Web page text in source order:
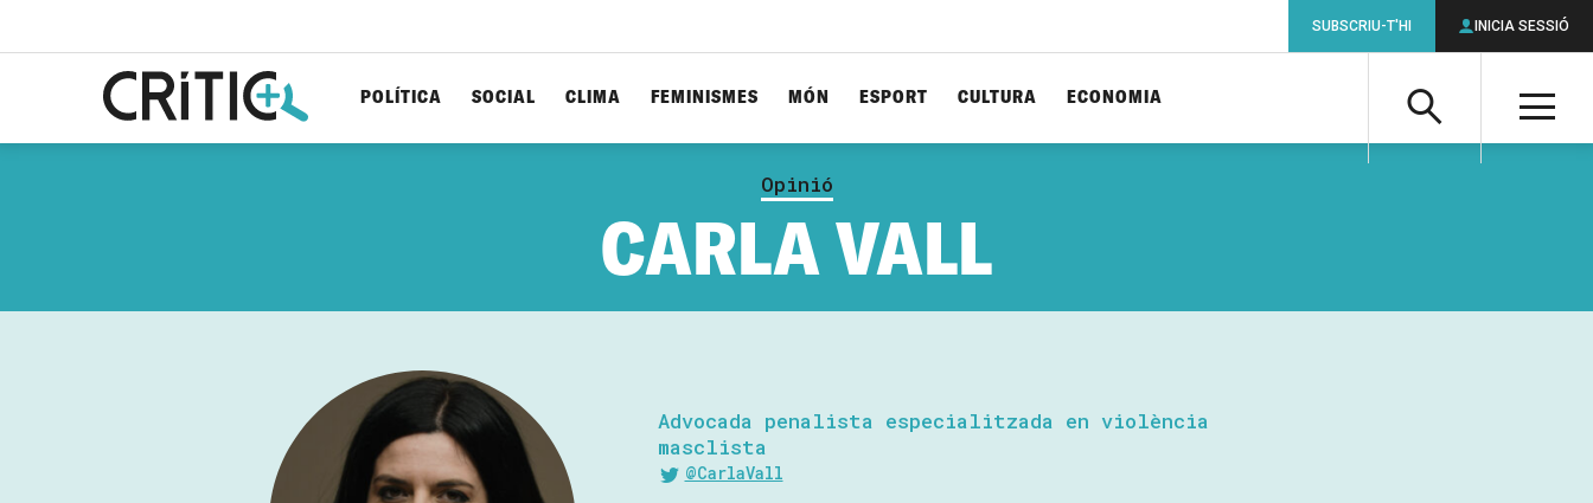
Cerca
POLÍTICA SOCIAL CLIMA FEMINISMES MÓN ESPORT CULTURA ECONOMIA
SUBSCRIU-T'HI INICIA SESSIÓ
Opinió
CARLA VALL
Advocada penalista especialitzada en violència
masclista
@CarlaVall